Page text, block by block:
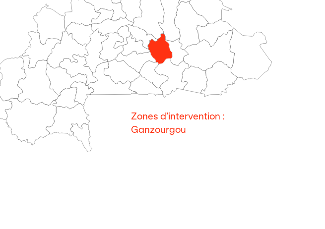
Zones d’intervention :
Ganzourgou